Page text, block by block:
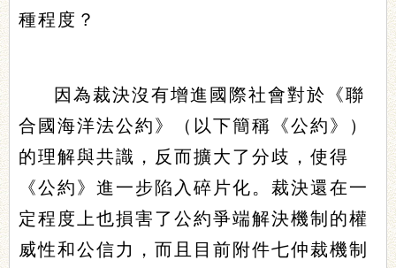
種程度？
因為裁決沒有增進國際社會對於《聯
合國海洋法公約》（以下簡稱《公約》）
的理解與共識，反而擴大了分歧，使得
《公約》進一步陷入碎片化。裁決還在一
定程度上也損害了公約爭端解決機制的權
威性和公信力，而且目前附件七仲裁機制